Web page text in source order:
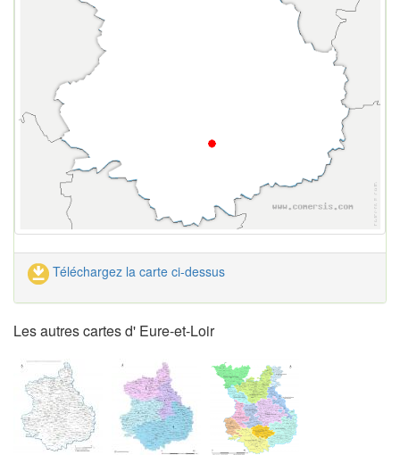
Téléchargez la carte ci-dessus
Les autres cartes d' Eure-et-Loir